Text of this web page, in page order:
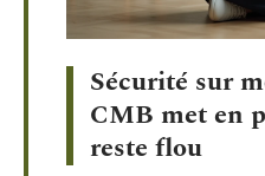
Sécurité sur
CMB met en
reste flou